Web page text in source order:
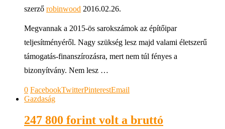
szerző robinwood 2016.02.26.
Megvannak a 2015-ös sarokszámok az építőipar
teljesítményéről. Nagy szükség lesz majd valami életszerű
támogatás-finanszírozásra, mert nem túl fényes a
bizonyítvány. Nem lesz …
0 FacebookTwitterPinterestEmail
Gazdaság
247 800 forint volt a bruttó